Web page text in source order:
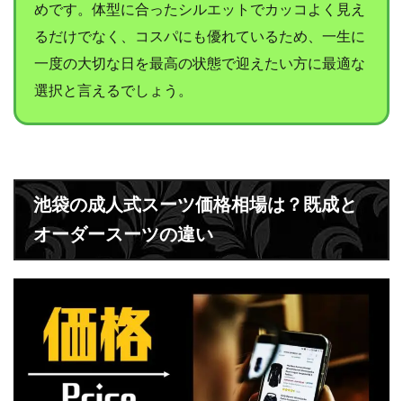
めです。体型に合ったシルエットでカッコよく見え
るだけでなく、コスパにも優れているため、一生に
一度の大切な日を最高の状態で迎えたい方に最適な
選択と言えるでしょう。
池袋の成人式スーツ価格相場は？既成と
オーダースーツの違い